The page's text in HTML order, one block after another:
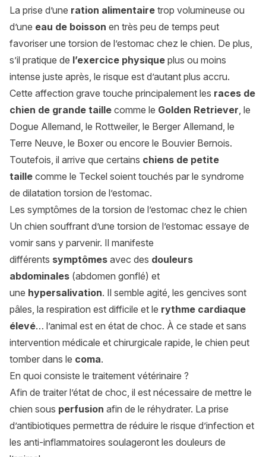
La prise d’une ration alimentaire trop volumineuse ou
d’une eau de boisson en très peu de temps peut
favoriser une torsion de l’estomac chez le chien. De plus,
s’il pratique de l’exercice physique plus ou moins
intense juste après, le risque est d’autant plus accru.
Cette affection grave touche principalement les races de
chien de grande taille comme le Golden Retriever , le
Dogue Allemand, le Rottweiler, le Berger Allemand, le
Terre Neuve, le Boxer ou encore le Bouvier Bernois.
Toutefois, il arrive que certains chiens de petite
taille comme le Teckel soient touchés par le syndrome
de dilatation torsion de l’estomac.
Les symptômes de la torsion de l’estomac chez le chien
Un chien souffrant d’une torsion de l’estomac essaye de
vomir sans y parvenir. Il manifeste
différents symptômes avec des douleurs
abdominales (abdomen gonflé) et
une hypersalivation. Il semble agité, les gencives sont
pâles, la respiration est difficile et le rythme cardiaque
élevé… l’animal est en état de choc. À ce stade et sans
intervention médicale et chirurgicale rapide, le chien peut
tomber dans le coma.
En quoi consiste le traitement vétérinaire ?
Afin de traiter l’état de choc, il est nécessaire de mettre le
chien sous perfusion afin de le réhydrater. La prise
d’antibiotiques permettra de réduire le risque d’infection et
les anti-inflammatoires soulageront les douleurs de